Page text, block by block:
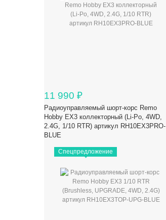
11 990 ₽
Радиоуправляемый шорт-корс Remo
Hobby EX3 коллекторный (Li-Po, 4WD,
2.4G, 1/10 RTR) артикул RH10EX3PRO-
BLUE
Спецпредложение